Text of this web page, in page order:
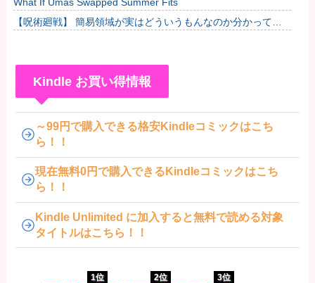
【呪術廻戦】 簡易領域が実はどういうもんなのか分かってな
Kindle お買い得情報
～99円で購入できる格安Kindleコミックはこち
ら！！
現在無料0円で購入できるKindleコミックはこち
ら！！
Kindle Unlimited に加入すると無料で読める対象
タイトルはこちら！！
1位 2位 3位